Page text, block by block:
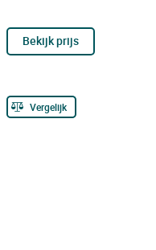
Bekijk prijs
Vergelijk